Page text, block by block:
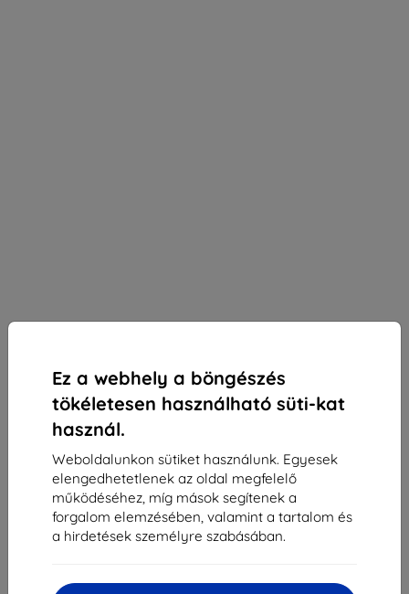
Ez a webhely a böngészés
tökéletesen használható süti-kat
használ.
Weboldalunkon sütiket használunk. Egyesek
elengedhetetlenek az oldal megfelelő
működéséhez, míg mások segítenek a
forgalom elemzésében, valamint a tartalom és
a hirdetések személyre szabásában.
3mk Paper Feeling védőfólia Samsung Galaxy Tab
Active 5-hoz
Alkalmas: Samsung Galaxy Tab Active 5
6 990 Ft
6 291 Ft